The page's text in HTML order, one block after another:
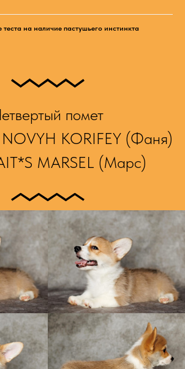
на наличие пастушьего инстинкта
помет
KORIFEY (Фаня)
MARSEL (Марс)